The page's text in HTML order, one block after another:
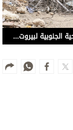
لبناني يمرّ أمام أنقاض مبانٍ مدمرة في الضاحية الجنوبية لبيروت (رويترز)